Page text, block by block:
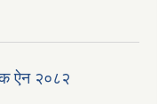
ऐन २०८२